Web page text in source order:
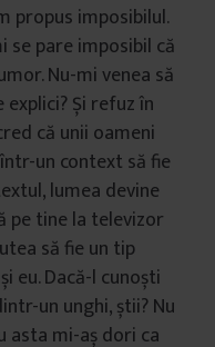
propus imposibilul.
se pare imposibil că
Nu-mi venea să
Și refuz în
că unii oameni
un context să fie
lumea devine
pe tine la televizor
să fie un tip
eu. Dacă-l cunoști
un unghi, știi? Nu
asta mi-aș dori ca